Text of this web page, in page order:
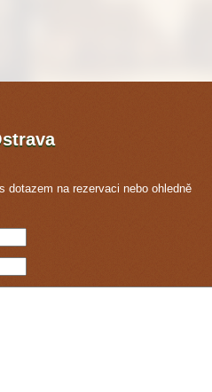
dotazem na rezervaci nebo ohledně